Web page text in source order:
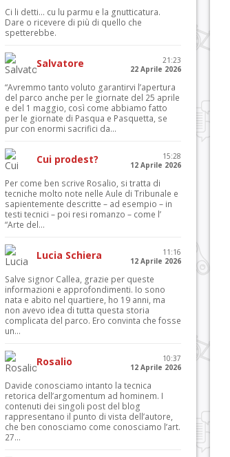
Ci li detti… cu lu parmu e la gnutticatura.
Dare o ricevere di più di quello che
spetterebbe.
Salvatore
21:23
22 Aprile 2026
“Avremmo tanto voluto garantirvi l’apertura
del parco anche per le giornate del 25 aprile
e del 1 maggio, così come abbiamo fatto
per le giornate di Pasqua e Pasquetta, se
pur con enormi sacrifici da...
Cui prodest?
15:28
12 Aprile 2026
Per come ben scrive Rosalio, si tratta di
tecniche molto note nelle Aule di Tribunale e
sapientemente descritte – ad esempio – in
testi tecnici – poi resi romanzo – come l’
“Arte del...
Lucia Schiera
11:16
12 Aprile 2026
Salve signor Callea, grazie per queste
informazioni e approfondimenti. Io sono
nata e abito nel quartiere, ho 19 anni, ma
non avevo idea di tutta questa storia
complicata del parco. Ero convinta che fosse
un...
Rosalio
10:37
12 Aprile 2026
Davide conosciamo intanto la tecnica
retorica dell’argomentum ad hominem. I
contenuti dei singoli post del blog
rappresentano il punto di vista dell’autore,
che ben conosciamo come conosciamo l’art.
27...